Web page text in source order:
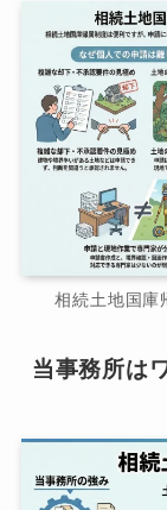
相続土地国庫
当事務所は